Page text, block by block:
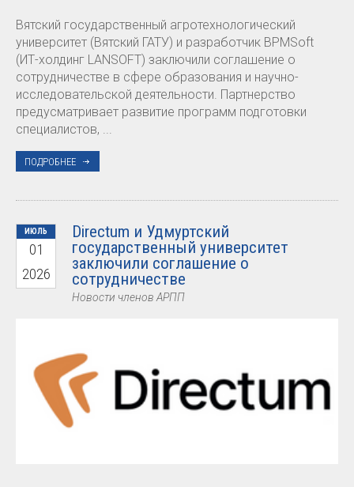
Вятский государственный агротехнологический
университет (Вятский ГАТУ) и разработчик BPMSoft
(ИТ-холдинг LANSOFT) заключили соглашение о
сотрудничестве в сфере образования и научно-
исследовательской деятельности. Партнерство
предусматривает развитие программ подготовки
специалистов, ...
ПОДРОБНЕЕ
ИЮЛЬ
01
2026
Directum и Удмуртский
государственный университет
заключили соглашение о
сотрудничестве
Новости членов АРПП